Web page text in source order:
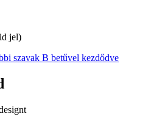
jel)
szavak B betűvel kezdődve